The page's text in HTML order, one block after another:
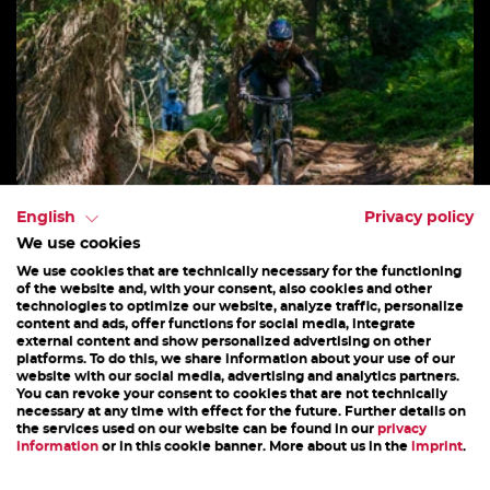
VATER/SOHN OD. MUTTER/TOCHTER
Das private Fahrtechniktraining für Bike
begeisterte Familien Mitglieder, die gemeinsam
Zeit verbringen möchten und dabei ihre
English
Privacy policy
We use cookies
We use cookies that are technically necessary for the functioning
of the website and, with your consent, also cookies and other
technologies to optimize our website, analyze traffic, personalize
content and ads, offer functions for social media, integrate
external content and show personalized advertising on other
platforms. To do this, we share information about your use of our
website with our social media, advertising and analytics partners.
You can revoke your consent to cookies that are not technically
necessary at any time with effect for the future. Further details on
the services used on our website can be found in our privacy
information or in this cookie banner. More about us in the imprint.